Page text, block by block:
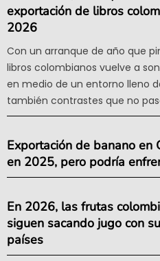
exportación de libros
2026
Con un arranque de año que
libros colombianos vuelve a
en medio de un entorno lleno
también contrastes que no
Exportación de banano en
en 2025, pero podría
En 2026, las frutas
siguen sacando jugo con
países